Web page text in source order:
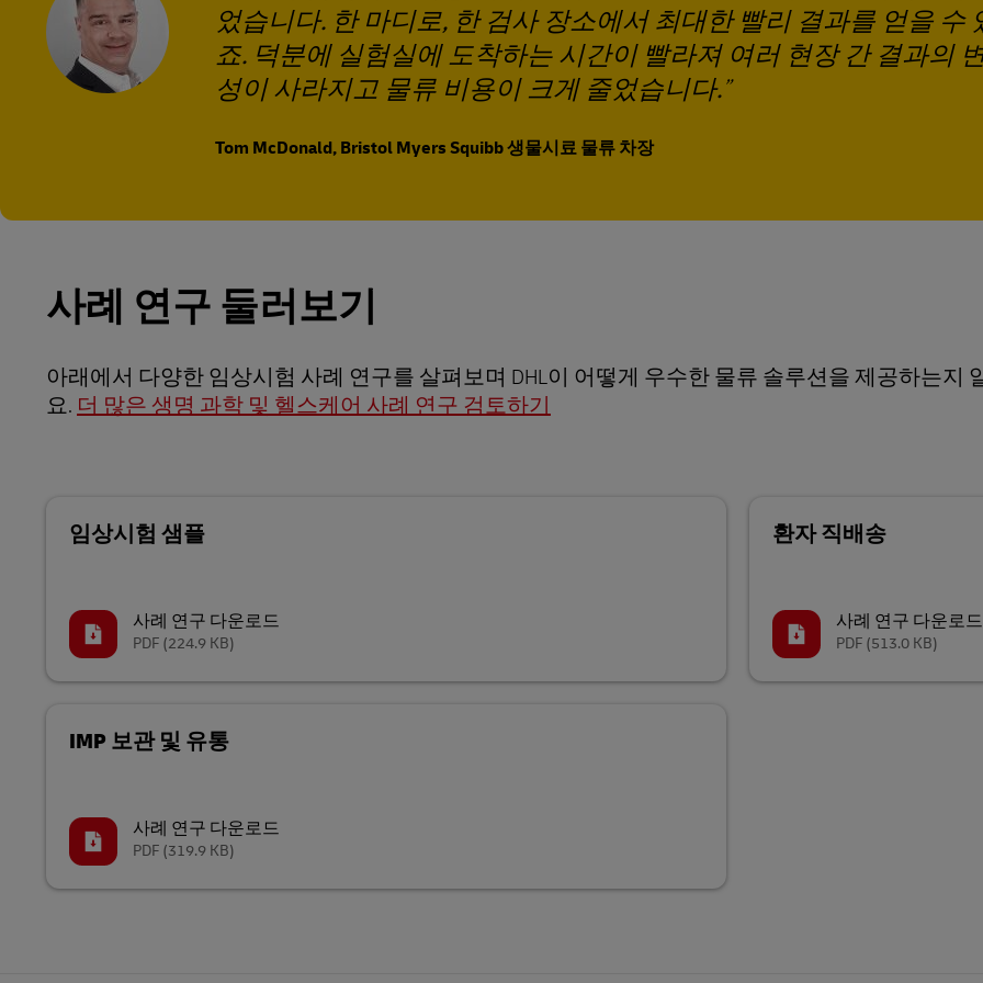
었습니다. 한 마디로, 한 검사 장소에서 최대한 빨리 결과를 얻을 수
죠. 덕분에 실험실에 도착하는 시간이 빨라져 여러 현장 간 결과의
성이 사라지고 물류 비용이 크게 줄었습니다.
Tom McDonald, Bristol Myers Squibb 생물시료 물류 차장
사례 연구 둘러보기
아래에서 다양한 임상시험 사례 연구를 살펴보며 DHL이 어떻게 우수한 물류 솔루션을 제공하는지
요. 더 많은 생명 과학 및 헬스케어 사례 연구 검토하기
임상시험 샘플
사례 연구 다운로드
PDF (224.9 KB)
환자 직배송
사례 연구 다운로드
PDF (513.0 KB)
IMP 보관 및 유통
사례 연구 다운로드
PDF (319.9 KB)